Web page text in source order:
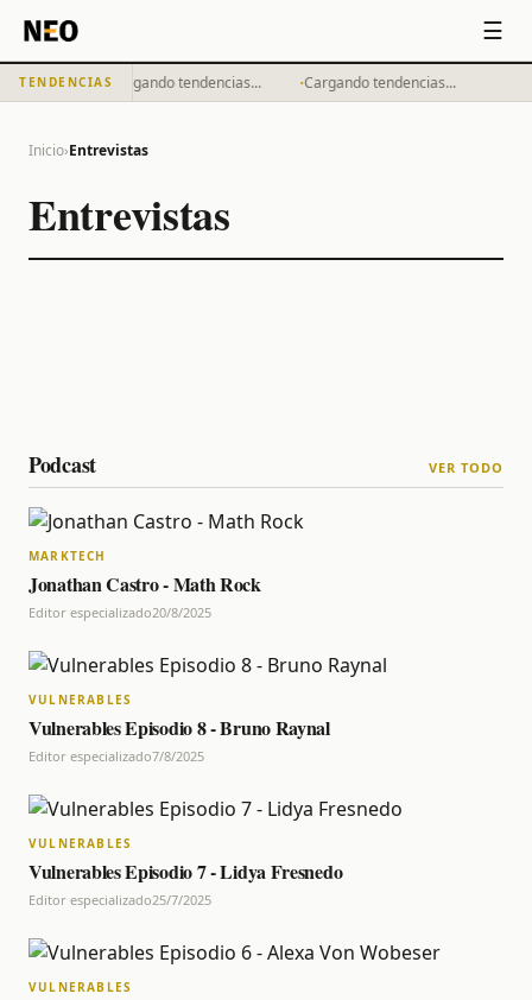
☰
TENDENCIAS
·Cargando tendencias... ·Cargando tendencias...
Inicio›Entrevistas
Entrevistas
Podcast VER TODO
MARKTECH
Jonathan Castro - Math Rock
Editor especializado20/8/2025
VULNERABLES
Vulnerables Episodio 8 - Bruno Raynal
Editor especializado7/8/2025
VULNERABLES
Vulnerables Episodio 7 - Lidya Fresnedo
Editor especializado25/7/2025
VULNERABLES